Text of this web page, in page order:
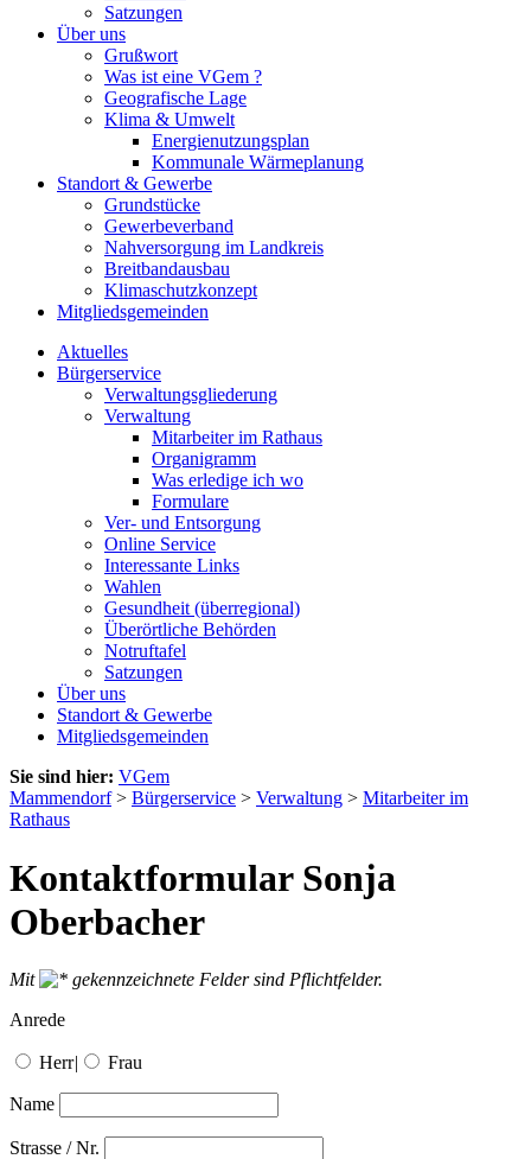
Satzungen
Über uns
Grußwort
Was ist eine VGem ?
Geografische Lage
Klima & Umwelt
Energienutzungsplan
Kommunale Wärmeplanung
Standort & Gewerbe
Grundstücke
Gewerbeverband
Nahversorgung im Landkreis
Breitbandausbau
Klimaschutzkonzept
Mitgliedsgemeinden
Aktuelles
Bürgerservice
Verwaltungsgliederung
Verwaltung
Mitarbeiter im Rathaus
Organigramm
Was erledige ich wo
Formulare
Ver- und Entsorgung
Online Service
Interessante Links
Wahlen
Gesundheit (überregional)
Überörtliche Behörden
Notruftafel
Satzungen
Über uns
Standort & Gewerbe
Mitgliedsgemeinden
Sie sind hier: VGem
Mammendorf> Bürgerservice > Verwaltung > Mitarbeiter im
Rathaus
Kontaktformular Sonja
Oberbacher
Mit
gekennzeichnete Felder sind Pflichtfelder.
Anrede
Herr| Frau
Name
Strasse / Nr.